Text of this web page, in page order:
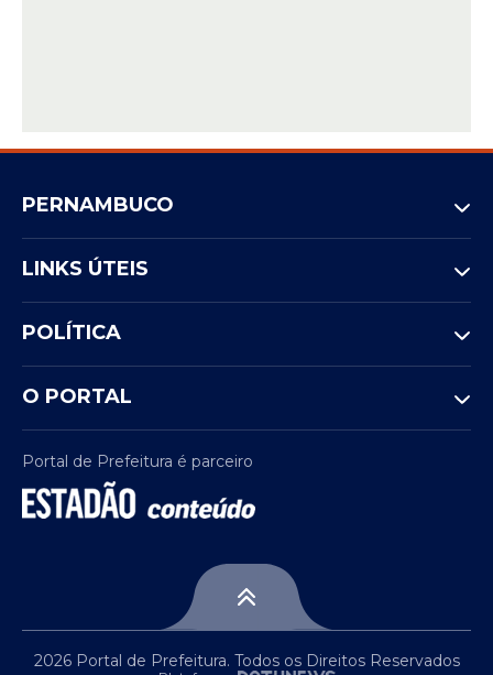
PERNAMBUCO
LINKS ÚTEIS
POLÍTICA
O PORTAL
Portal de Prefeitura é parceiro
2026 Portal de Prefeitura. Todos os Direitos Reservados